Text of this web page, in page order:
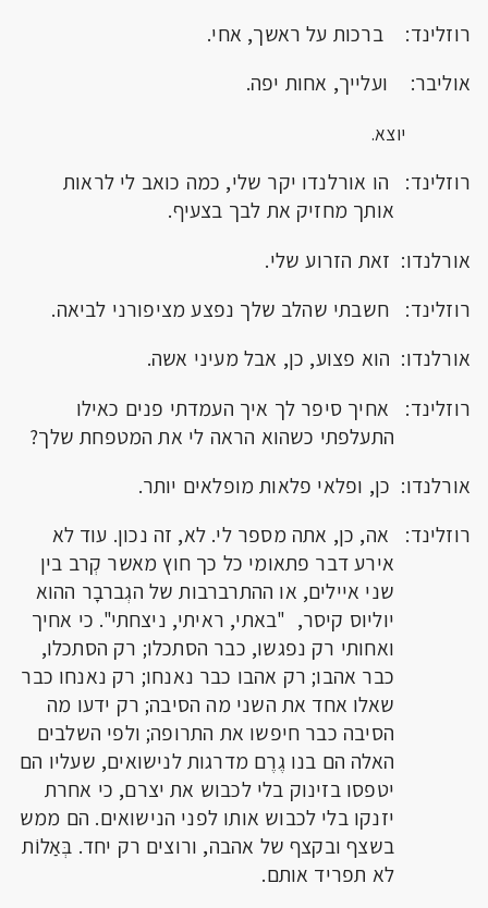
רוזלינד: ברכות על ראשך, אחי.
אוליבר: ועלייך, אחות יפה.
יוצא.
רוזלינד: הו אורלנדו יקר שלי, כמה כואב לי לראות
אותך מחזיק את לבך בצעיף.
אורלנדו: זאת הזרוע שלי.
רוזלינד: חשבתי שהלב שלך נפצע מציפורני לביאה.
אורלנדו: הוא פצוע, כן, אבל מעיני אשה.
רוזלינד: אחיך סיפר לך איך העמדתי פנים כאילו
התעלפתי כשהוא הראה לי את המטפחת שלך?
אורלנדו: כן, ופלאי פלאות מופלאים יותר.
רוזלינד: אה, כן, אתה מספר לי. לא, זה נכון. עוד לא
אירע דבר פתאומי כל כך חוץ מאשר קְרב בין
שני איילים, או ההתרברבות של הגְברבָר ההוא
יוליוס קיסר, "באתי, ראיתי, ניצחתי". כי אחיך
ואחותי רק נפגשו, כבר הסתכלו; רק הסתכלו,
כבר אהבו; רק אהבו כבר נאנחו; רק נאנחו כבר
שאלו אחד את השני מה הסיבה; רק ידעו מה
הסיבה כבר חיפשו את התרופה; ולפי השלבים
האלה הם בנו גֶרֶם מדרגות לנישואים, שעליו הם
יטפסו בזינוק בלי לכבוש את יצרם, כי אחרת
יזנקו בלי לכבוש אותו לפני הנישואים. הם ממש
בשצף ובקצף של אהבה, ורוצים רק יחד. בְּאַלוֹת
לא תפריד אותם.